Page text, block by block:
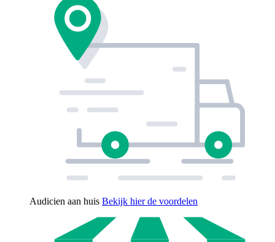
Audicien aan huis Bekijk hier de voordelen